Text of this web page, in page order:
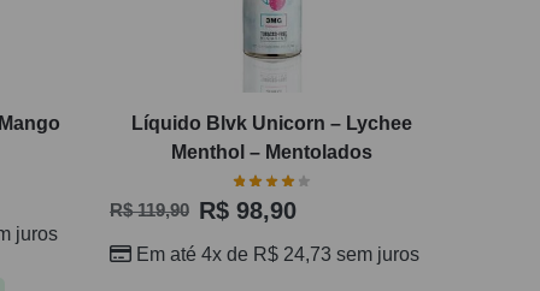
juros
Líquido Blvk Unicorn – Lychee
Menthol – Mentolados
R$119,90 R$98,90
Em até 4x de R$24,73 sem juros